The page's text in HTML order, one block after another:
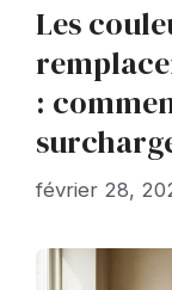
Les
:
février 28,